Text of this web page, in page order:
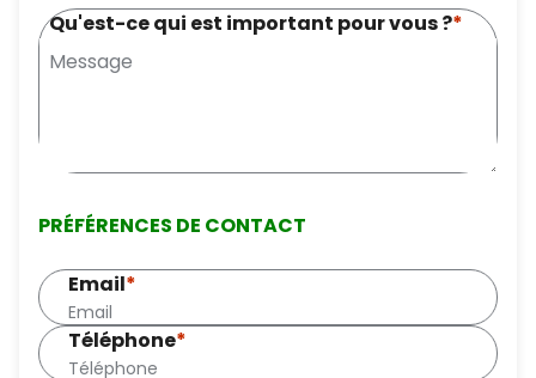
Qu'est-ce qui est important pour vous ?*
PRÉFÉRENCES DE CONTACT
Email*
Téléphone*